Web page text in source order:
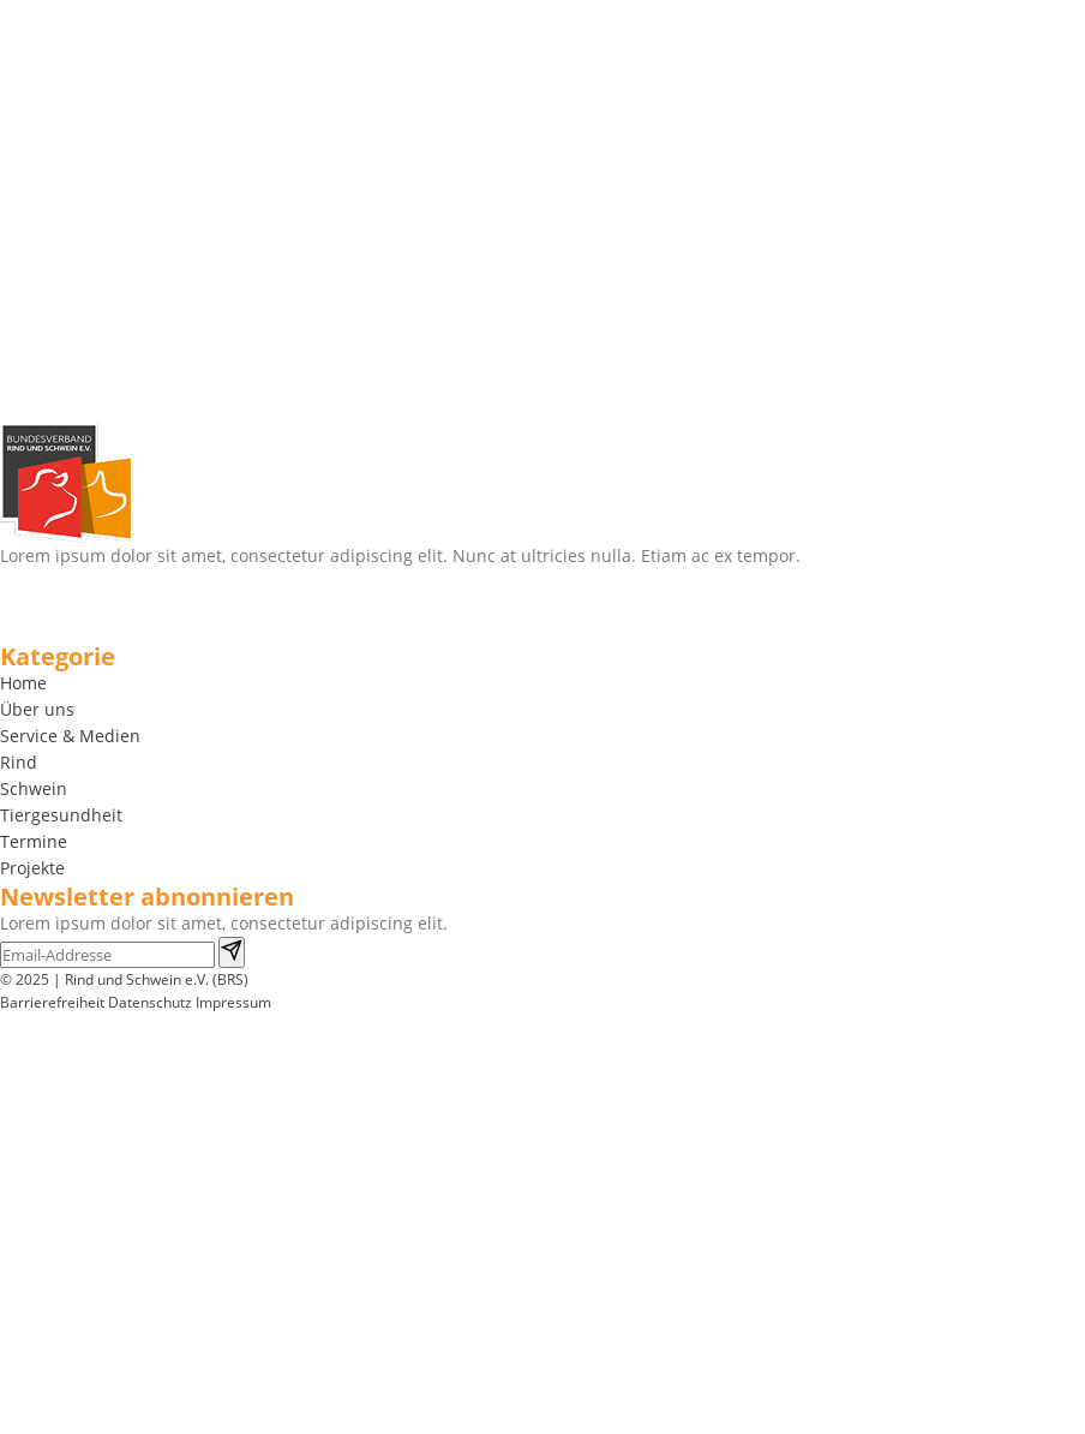
Lorem ipsum dolor sit amet, consectetur adipiscing elit. Nunc at ultricies nulla. Etiam ac ex tempor.
Kategorie
Home
Über uns
Service & Medien
Rind
Schwein
Tiergesundheit
Termine
Projekte
Newsletter abnonnieren
Lorem ipsum dolor sit amet, consectetur adipiscing elit.
© 2025 | Rind und Schwein e.V. (BRS)
Barrierefreiheit Datenschutz Impressum